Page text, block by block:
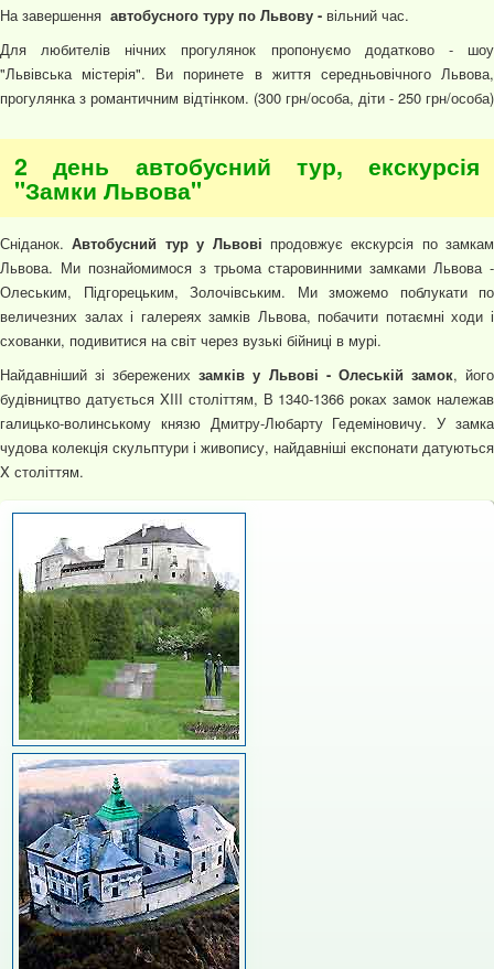
На завершення автобусного туру по Львову - вільний час.
Для любителів нічних прогулянок пропонуємо додатково - шоу
"Львівська містерія". Ви поринете в життя середньовічного Львова,
прогулянка з романтичним відтінком. (300 грн/особа, діти - 250 грн/особа)
2 день автобусний тур, екскурсія
"Замки Львова"
Сніданок. Автобусний тур у Львові продовжує екскурсія по замкам
Львова. Ми познайомимося з трьома старовинними замками Львова -
Олеським, Підгорецьким, Золочівським. Ми зможемо поблукати по
величезних залах і галереях замків Львова, побачити потаємні ходи і
схованки, подивитися на світ через вузькі бійниці в мурі.
Найдавніший зі збереженихзамків у Львові - Олеській замок, його
будівництво датується XIII століттям, В 1340-1366 роках замок належав
галицько-волинському князю Дмитру-Любарту Гедеміновичу. У замка
чудова колекція скульптури і живопису, найдавніші експонати датуються
X століттям.